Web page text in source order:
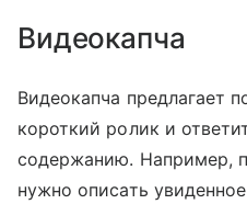
Видеокапча
Видеокапча предлагает
короткий ролик и
содержанию. Например,
нужно описать